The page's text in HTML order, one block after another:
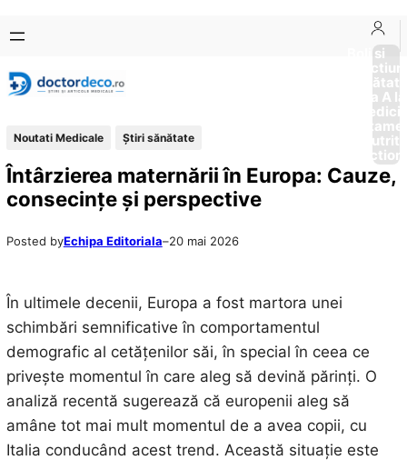
conținut
content
Boli si
Afectiuni
Sănătate
de la A
Noutati Medicale Ştiri sănătate
Întârzierea maternării în Europa: Cauze,
consecințe și perspective
Posted byEchipa Editoriala–20 mai 2026
În ultimele decenii, Europa a fost martora unei
schimbări semnificative în comportamentul
demografic al cetățenilor săi, în special în ceea ce
privește momentul în care aleg să devină părinți. O
analiză recentă sugerează că europenii aleg să
amâne tot mai mult momentul de a avea copii, cu
Italia conducând acest trend. Această situație este